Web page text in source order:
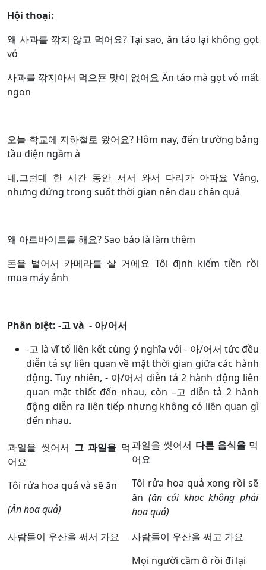
Hội thoại:
왜 사과를 깎지 않고 먹어요? Tại sao, ăn táo lại không gọt
vỏ
사과를 깎지아서 먹으묜 맛이 없어요 Ăn táo mà gọt vỏ mất
ngon
오늘 학교에 지하철로 왔어요? Hôm nay, đến trường bằng
tầu điện ngầm à
네,그런데 한 시간 동안 서서 와서 다리가 아파요 Vâng,
nhưng đứng trong suốt thời gian nên đau chân quá
왜 아르바이트를 해요? Sao bảo là làm thêm
돈을 벌어서 카메라를 살 거에요 Tôi định kiếm tiền rồi
mua máy ảnh
Phân biệt: -고 và - 아/어서
-고 là vĩ tố liên kết cùng ý nghĩa với - 아/어서 tức đều
diễn tả sự liên quan về mặt thời gian giữa các hành
động. Tuy nhiên, - 아/어서 diễn tả 2 hành động liên
quan mật thiết đến nhau, còn –고 diễn tả 2 hành
động diễn ra liên tiếp nhưng không có liên quan gì
đến nhau.
과일을 씻어서 그 과일을 먹
어요
Tôi rửa hoa quả và sẽ ăn
(Ăn hoa quả)
과일을 씻어서 다른 음식을먹
어요
Tôi rửa hoa quả xong rồi sẽ
ăn (ăn cái khac không phải
hoa quả)
사람들이 우산을 써서 가요
사람들이 우산을 써고 가요
Mọi người cầm ô rồi đi lại